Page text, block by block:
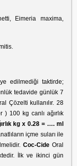
Eimeria maxima,
edilmediği taktirde;
tedavide günlük 7
Çözelti kullanılır. 28
100 kg canlı ağırlık
kg x 0.28 = …. ml
içme suları ile
Coc-Cide Oral
İlk ve ikinci gün